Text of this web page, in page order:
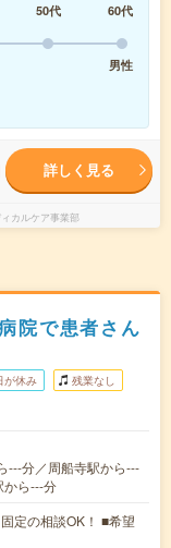
50代
60代
男性
詳しく見る
カルケア事業部
院で患者さん
が休み 残業なし
---分／周船寺駅から---
から---分
定の相談OK！ ■希望